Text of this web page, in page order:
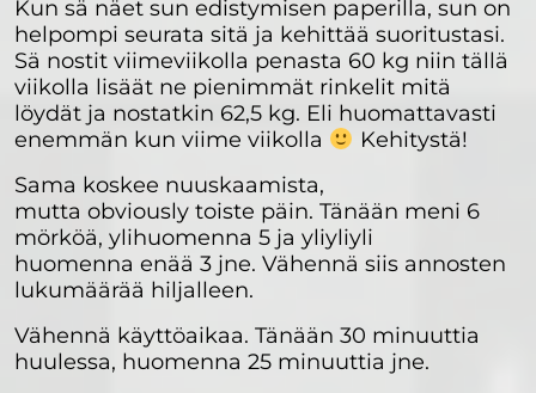
Kun sä näet sun edistymisen paperilla, sun on
helpompi seurata sitä ja kehittää suoritustasi.
Sä nostit viimeviikolla penasta 60 kg niin tällä
viikolla lisäät ne pienimmät rinkelit mitä
löydät ja nostatkin 62,5 kg. Eli huomattavasti
enemmän kun viime viikolla
Kehitystä!
Sama koskee nuuskaamista,
mutta obviously toiste päin. Tänään meni 6
mörköä, ylihuomenna 5 ja yliyliyli
huomenna enää 3 jne. Vähennä siis annosten
lukumäärää hiljalleen.
Vähennä käyttöaikaa. Tänään 30 minuuttia
huulessa, huomenna 25 minuuttia jne.